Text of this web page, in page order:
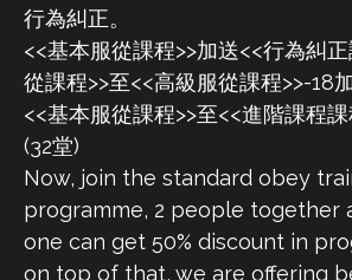
行為糾正。
<<基本服從課程>>加送<<行為糾
從課程>>至<<高級服從課程>>-18
<<基本服從課程>>至<<進階課程
(32堂)
Now, join the standard obey
programme, 2 people together
one can get 50% discount in
on top of that, we are offering